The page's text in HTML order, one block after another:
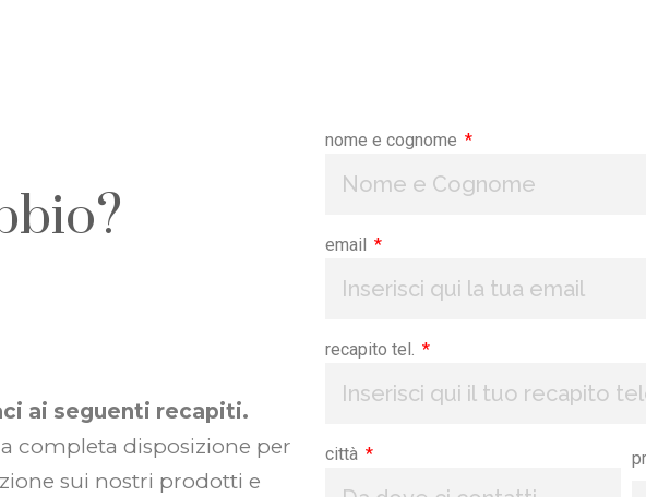
ai seguenti recapiti.
completa disposizione per
sui nostri prodotti e
nome e cognome
email
recapito tel.
città